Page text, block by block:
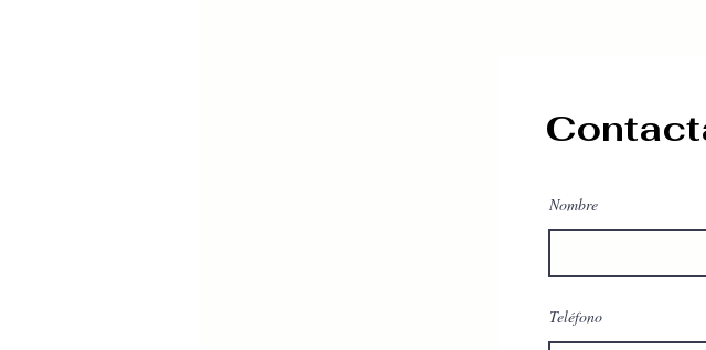
Nombre
Teléfono